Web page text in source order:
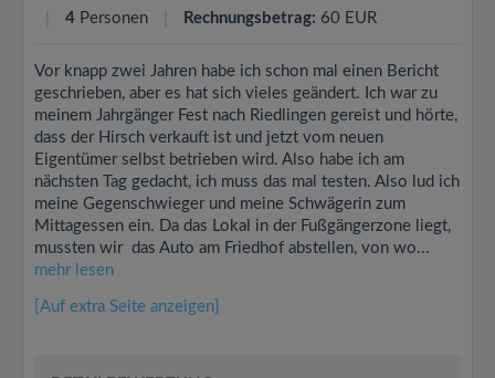
4 Personen Rechnungsbetrag: 60 EUR
Vor knapp zwei Jahren habe ich schon mal einen Bericht
geschrieben, aber es hat sich vieles geändert. Ich war zu
meinem Jahrgänger Fest nach Riedlingen gereist und hörte,
dass der Hirsch verkauft ist und jetzt vom neuen
Eigentümer selbst betrieben wird. Also habe ich am
nächsten Tag gedacht, ich muss das mal testen. Also lud ich
meine Gegenschwieger und meine Schwägerin zum
Mittagessen ein. Da das Lokal in der Fußgängerzone liegt,
mussten wir das Auto am Friedhof abstellen, von wo...
mehr lesen
[Auf extra Seite anzeigen]